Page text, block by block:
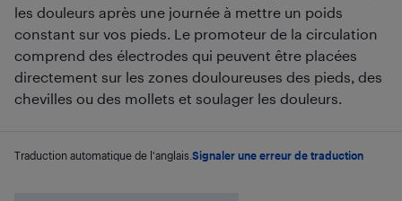
les douleurs après une journée à mettre un poids
constant sur vos pieds. Le promoteur de la circulation
comprend des électrodes qui peuvent être placées
directement sur les zones douloureuses des pieds, des
chevilles ou des mollets et soulager les douleurs.
Traduction automatique de l'anglais. Signaler une erreur de traduction